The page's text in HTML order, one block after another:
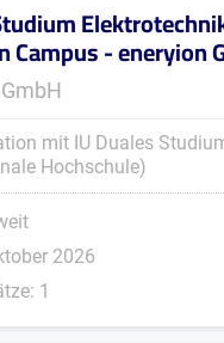
Campus - eneryion
mit IU Duales
Hochschule)
2026
1